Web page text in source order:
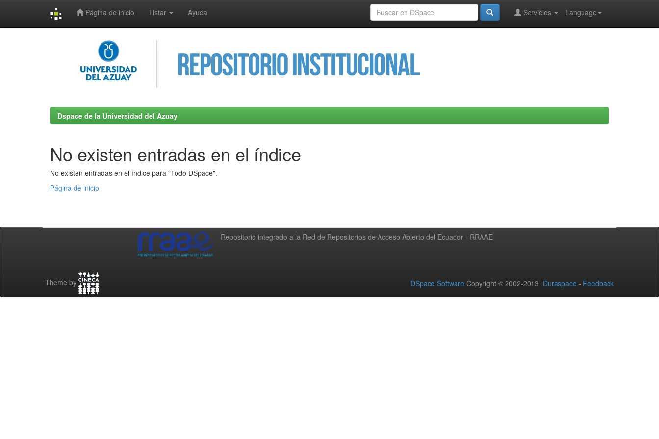
Página de inicio Listar Ayuda Language
Servicios
Dspace de la Universidad del Azuay
No existen entradas en el índice
No existen entradas en el índice para "Todo DSpace".
Página de inicio
Repositorio integrado a la Red de Repositorios de Acceso Abierto del Ecuador - RRAAE
Theme by DSpace Software Copyright © 2002-2013 Duraspace - Feedback